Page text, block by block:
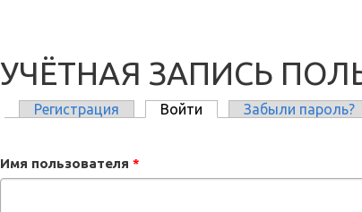
УЧЁТНАЯ ЗАПИСЬ
Регистрация Войти (активная вкладка)
Забыли пароль?
Имя пользователя *